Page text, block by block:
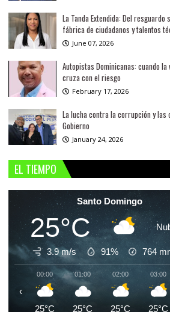
La Tanda Extendida: Del resguardo
fábrica de ciudadanos y talentos
June 07, 2026
Autopistas Dominicanas: cuando la
cruza con el riesgo
February 17, 2026
La lucha contra la corrupción y
Gobierno
January 24, 2026
EL TIEMPO
Santo Domingo
25°C
3.9 m/s 91% 764
00:00
25°C
01:00
25°C
02:00
25°C
03:00
25°C
‹